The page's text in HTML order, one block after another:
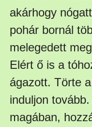
akárhogy
pohár bornál
melegedett
Elért ő is a
ágazott. Törte
induljon
magában,